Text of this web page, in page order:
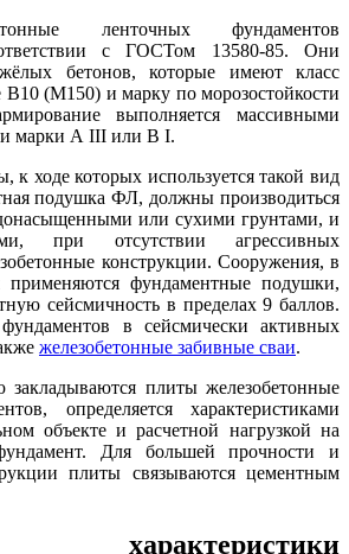
ленточных фундаментов
с ГОСТом 13580-85. Они
бетонов, которые имеют класс
В10 (М150) и марку по морозостойкости
выполняется массивными
марки А III или В I.
к ходе которых используется такой вид
подушка ФЛ, должны производиться
или сухими грунтами, и
при отсутствии агрессивных
конструкции. Сооружения, в
применяются фундаментные подушки,
сейсмичность в пределах 9 баллов.
в сейсмически активных
железобетонные забивные сваи.
закладываются плиты железобетонные
определяется характеристиками
объекте и расчетной нагрузкой на
Для большей прочности и
плиты связываются цементным
характеристики